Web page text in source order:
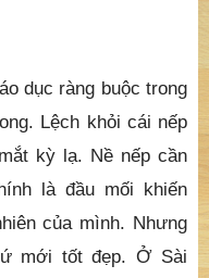
dục ràng buộc trong
Lệch khỏi cái nếp
kỳ lạ. Nề nếp cần
là đầu mối khiến
của mình. Nhưng
mới tốt đẹp. Ở Sài